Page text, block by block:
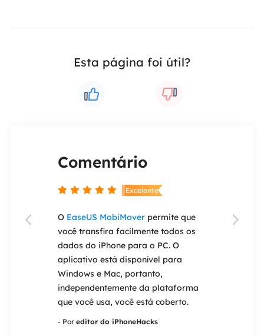
Esta página foi útil?
Wizard
Comentário
 Excelente
O EaseUS MobiMoverpermite que
você transfira facilmente todos os
dados do iPhone para o PC. O
aplicativo está disponível para
Windows e Mac, portanto,
independentemente da plataforma
que você usa, você está coberto.
- Por editor do iPhoneHacks
Se você
 